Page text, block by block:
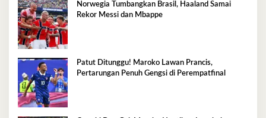
Norwegia Tumbangkan Brasil, Haaland Samai
Rekor Messi dan Mbappe
Patut Ditunggu! Maroko Lawan Prancis,
Pertarungan Penuh Gengsi di Perempatfinal